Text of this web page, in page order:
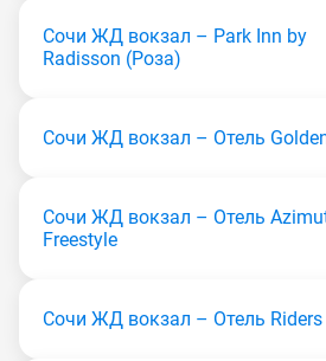
Сочи ЖД вокзал – Park Inn by
Radisson (Poзa)
Сочи ЖД вокзал – Отель
Сочи ЖД вокзал – Отель
Freestyle
Сочи ЖД вокзал – Отель Riders